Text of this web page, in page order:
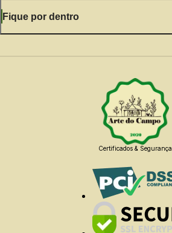
Fique por dentro
Certificados & Segurança